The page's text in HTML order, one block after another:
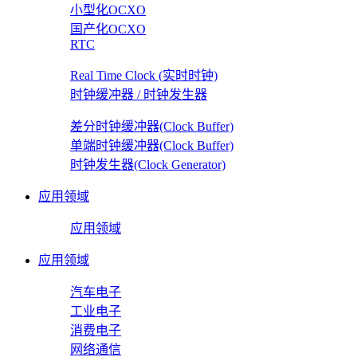
小型化OCXO
国产化OCXO
RTC
Real Time Clock (实时时钟)
时钟缓冲器 / 时钟发生器
差分时钟缓冲器(Clock Buffer)
单端时钟缓冲器(Clock Buffer)
时钟发生器(Clock Generator)
应用领域
应用领域
应用领域
汽车电子
工业电子
消费电子
网络通信